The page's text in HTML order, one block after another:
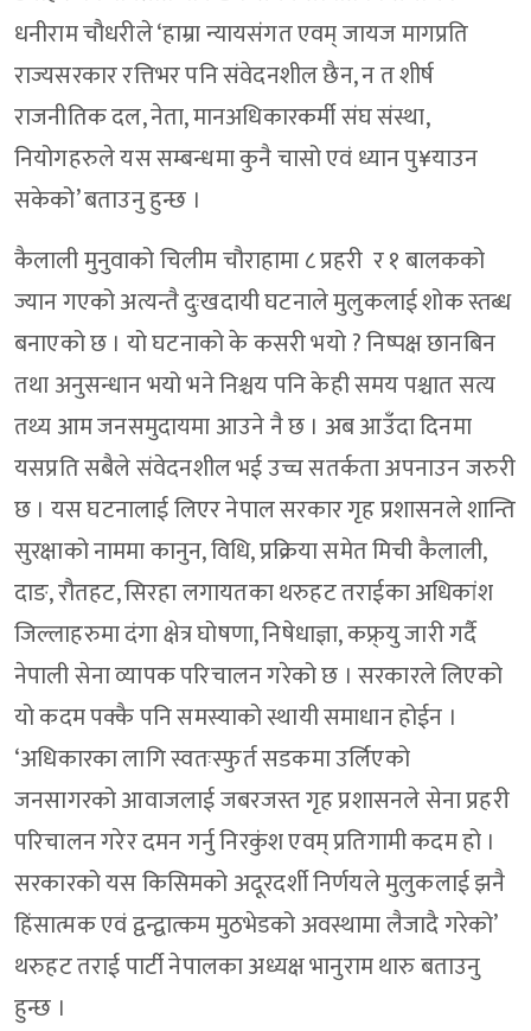
धनीराम चौधरीले ‘हाम्रा न्यायसंगत एवम् जायज मागप्रति
राज्यसरकार रत्तिभर पनि संवेदनशील छैन, न त शीर्ष
राजनीतिक दल, नेता, मानअधिकारकर्मी संघ संस्था,
नियोगहरुले यस सम्बन्धमा कुनै चासो एवं ध्यान पु¥याउन
सकेको’ बताउनु हुन्छ ।
कैलाली मुनुवाको चिलीम चौराहामा ८ प्रहरी र १ बालकको
ज्यान गएको अत्यन्तै दुःखदायी घटनाले मुलुकलाई शोक स्तब्ध
बनाएको छ । यो घटनाको के कसरी भयो ? निष्पक्ष छानबिन
तथा अनुसन्धान भयो भने निश्चय पनि केही समय पश्चात सत्य
तथ्य आम जनसमुदायमा आउने नै छ । अब आउँदा दिनमा
यसप्रति सबैले संवेदनशील भई उच्च सतर्कता अपनाउन जरुरी
छ । यस घटनालाई लिएर नेपाल सरकार गृह प्रशासनले शान्ति
सुरक्षाको नाममा कानुन, विधि, प्रक्रिया समेत मिची कैलाली,
दाङ, रौतहट, सिरहा लगायतका थरुहट तराईका अधिकांश
जिल्लाहरुमा दंगा क्षेत्र घोषणा, निषेधाज्ञा, कफ्र्यु जारी गर्दै
नेपाली सेना व्यापक परिचालन गरेको छ । सरकारले लिएको
यो कदम पक्कै पनि समस्याको स्थायी समाधान होईन ।
‘अधिकारका लागि स्वतःस्फुर्त सडकमा उर्लिएको
जनसागरको आवाजलाई जबरजस्त गृह प्रशासनले सेना प्रहरी
परिचालन गरेर दमन गर्नु निरकुंश एवम् प्रतिगामी कदम हो ।
सरकारको यस किसिमको अदूरदर्शी निर्णयले मुलुकलाई झनै
हिंसात्मक एवं द्वन्द्वात्कम मुठभेडको अवस्थामा लैजादै गरेको’
थरुहट तराई पार्टी नेपालका अध्यक्ष भानुराम थारु बताउनु
हुन्छ ।